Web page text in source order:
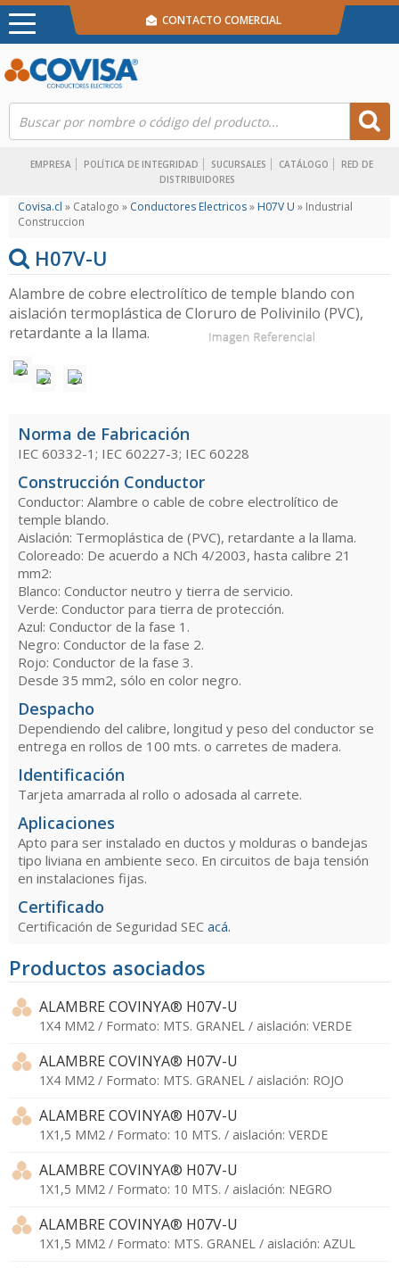
EMPRESA POLÍTICA DE INTEGRIDAD SUCURSALES CATÁLOGO
RED DE
DISTRIBUIDORES
CONTACTO COMERCIAL
Covisa.cl » Catalogo » Conductores Electricos» H07V U » Industrial
Construccion
H07V-U
Alambre de cobre electrolítico de temple blando con
aislación termoplástica de Cloruro de Polivinilo (PVC),
retardante a la llama.
Norma de Fabricación
IEC 60332-1; IEC 60227-3; IEC 60228
Construcción Conductor
Conductor: Alambre o cable de cobre electrolítico de
temple blando.
Aislación: Termoplástica de (PVC), retardante a la llama.
Coloreado: De acuerdo a NCh 4/2003, hasta calibre 21
mm2:
Blanco: Conductor neutro y tierra de servicio.
Verde: Conductor para tierra de protección.
Azul: Conductor de la fase 1.
Negro: Conductor de la fase 2.
Rojo: Conductor de la fase 3.
Desde 35 mm2, sólo en color negro.
Despacho
Dependiendo del calibre, longitud y peso del conductor se
entrega en rollos de 100 mts. o carretes de madera.
Identificación
Tarjeta amarrada al rollo o adosada al carrete.
Aplicaciones
Apto para ser instalado en ductos y molduras o bandejas
tipo liviana en ambiente seco. En circuitos de baja tensión
en instalaciones fijas.
Certificado
Certificación de Seguridad SEC acá.
Productos asociados
ALAMBRE COVINYA® H07V-U
1X4 MM2 / Formato: MTS. GRANEL / aislación: VERDE
ALAMBRE COVINYA® H07V-U
1X4 MM2 / Formato: MTS. GRANEL / aislación: ROJO
ALAMBRE COVINYA® H07V-U
1X1,5 MM2 / Formato: 10 MTS. / aislación: VERDE
ALAMBRE COVINYA® H07V-U
1X1,5 MM2 / Formato: 10 MTS. / aislación: NEGRO
ALAMBRE COVINYA® H07V-U
1X1,5 MM2 / Formato: MTS. GRANEL / aislación: AZUL